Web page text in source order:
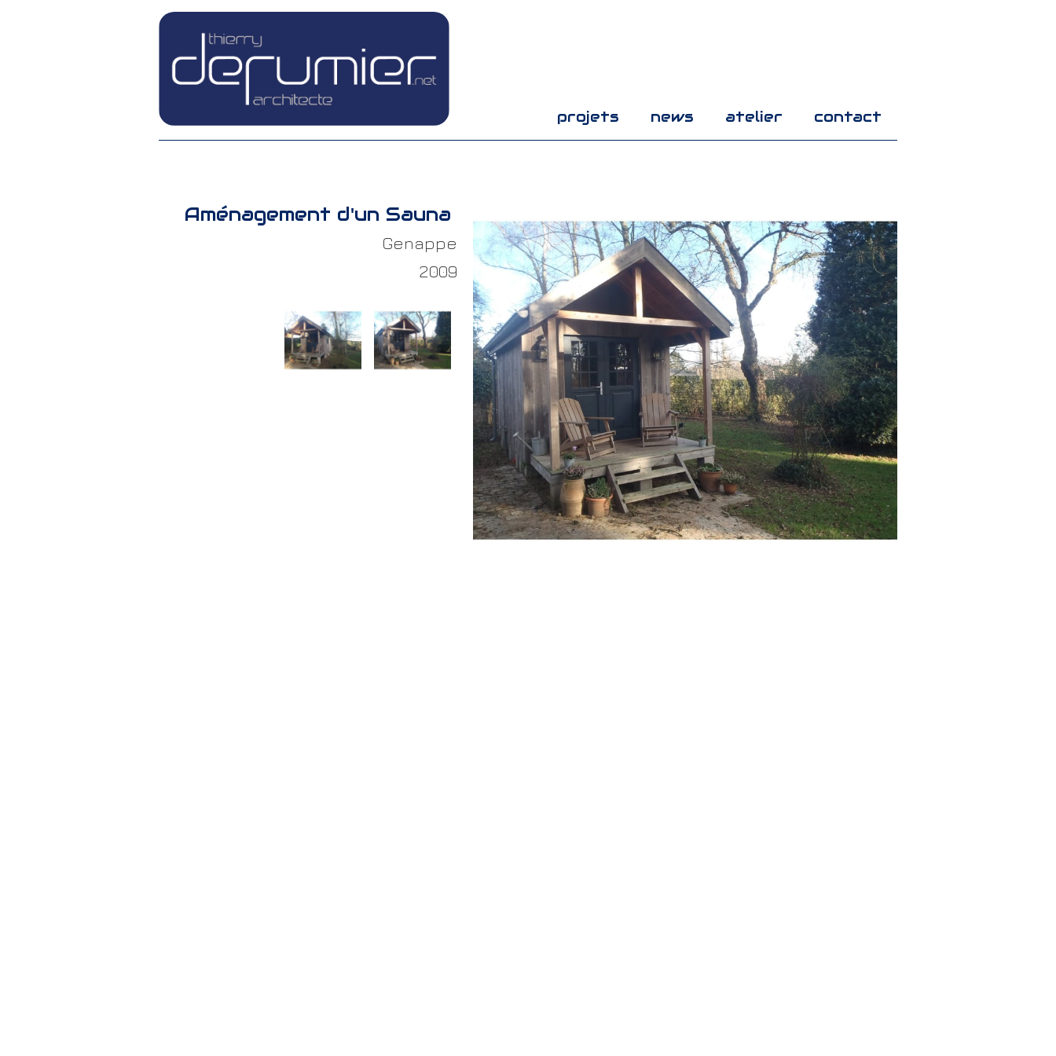
projets news atelier contact
Aménagement d'un Sauna
Genappe
2009